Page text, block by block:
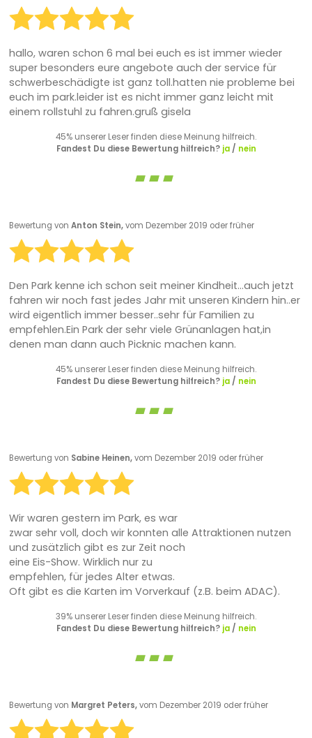
hallo, waren schon 6 mal bei euch es ist immer wieder
super besonders eure angebote auch der service für
schwerbeschädigte ist ganz toll.hatten nie probleme bei
euch im park.leider ist es nicht immer ganz leicht mit
einem rollstuhl zu fahren.gruß gisela
45% unserer Leser finden diese Meinung hilfreich.
Fandest Du diese Bewertung hilfreich? ja/ nein
Bewertung von Anton Stein,vom Dezember 2019 oder früher
Den Park kenne ich schon seit meiner Kindheit...auch jetzt
fahren wir noch fast jedes Jahr mit unseren Kindern hin..er
wird eigentlich immer besser..sehr für Familien zu
empfehlen.Ein Park der sehr viele Grünanlagen hat,in
denen man dann auch Picknic machen kann.
45% unserer Leser finden diese Meinung hilfreich.
Fandest Du diese Bewertung hilfreich? ja/ nein
Bewertung von Sabine Heinen,vom Dezember 2019 oder früher
Wir waren gestern im Park, es war
zwar sehr voll, doch wir konnten alle Attraktionen nutzen
und zusätzlich gibt es zur Zeit noch
eine Eis-Show. Wirklich nur zu
empfehlen, für jedes Alter etwas.
Oft gibt es die Karten im Vorverkauf (z.B. beim ADAC).
39% unserer Leser finden diese Meinung hilfreich.
Fandest Du diese Bewertung hilfreich? ja/ nein
Bewertung von Margret Peters,vom Dezember 2019 oder früher